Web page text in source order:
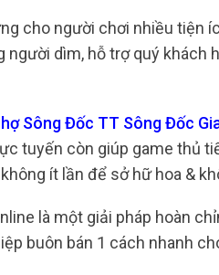
cho người chơi nhiều tiện
dìm, hỗ trợ quý khách
Sông Đốc TT Sông Đốc
tuyến còn giúp game thủ
ít lần để sở hữ hoa &
là một giải pháp hoàn
buôn bán 1 cách nhanh